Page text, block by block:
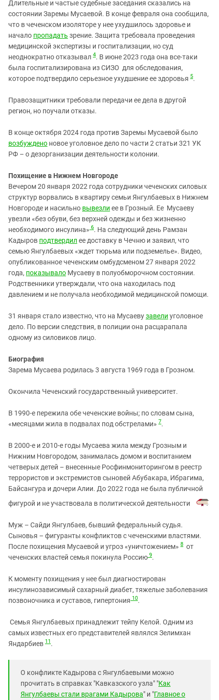
Длительные и частые судебные заседания сказались на
состоянии Заремы Мусаевой. В конце февраля она сообщила,
что в чеченском изоляторе у нее ухудшилось здоровье и
начало пропадать зрение. Защита требовала проведения
медицинской экспертизы и госпитализации, но суд
неоднократно отказывал 4. В июне 2023 года она все-таки
была госпитализирована из СИЗО для обследования,
которое подтвердило серьезное ухудшение ее здоровья 5.
Правозащитники требовали передачи ее дела в другой
регион, но поучали отказы.
В конце октября 2024 года против Заремы Мусаевой было
возбуждено новое уголовное дело по части 2 статьи 321 УК
РФ – о дезорганизации деятельности колонии.
Похищение в Нижнем Новгороде
Вечером 20 января 2022 года сотрудники чеченских силовых
структур ворвались в квартиру семьи Янгулбаевых в Нижнем
Новгороде и насильно вывезли ее в Грозный. Ее Мусаеву
увезли «без обуви, без верхней одежды и без жизненно
необходимого инсулина» 6. На следующий день Рамзан
Кадыров подтвердил ее доставку в Чечню и заявил, что
семью Янгулбаевых «ждет тюрьма или подземелье». Видео,
опубликованное чеченским омбудсменом 27 января 2022
года, показывало Мусаеву в полуобморочном состоянии.
Родственники утверждали, что она находилась под
давлением и не получала необходимой медицинской помощи.
31 января стало известно, что на Мусаевузавели уголовное
дело. По версии следствия, в полиции она расцарапала
одному из силовиков лицо.
Биография
Зарема Мусаева родилась 3 августа 1969 года в Грозном.
Окончила Чеченский государственный университет.
В 1990‑е пережила обе чеченские войны; по словам сына,
«месяцами жила в подвалах под обстрелами» 7.
В 2000‑е и 2010‑е годы Мусаева жила между Грозным и
Нижним Новгородом, занималась домом и воспитанием
четверых детей – внесенные Росфинмониторингом в реестр
террористов и экстремистов сыновей Абубакара, Ибрагима,
Байсангура и дочери Алии. До 2022 года не была публичной
фигурой и не участвовала в политической деятельности
.
Муж – Сайди Янгулбаев, бывший федеральный судья.
Сыновья – фигуранты конфликтов с чеченскими властями.
После похищения Мусаевой и угроз «уничтожением» 8 от
чеченских властей семья покинула Россию 9.
К моменту похищения у нее был диагностирован
инсулинозависимый сахарный диабет, тяжелые заболевания
позвоночника и суставов, гипертония 10.
Семья Янгулбаевых принадлежит тейпу Келой. Одним из
самых известных его представителей являлся Зелимхан
Яндарбиев 11 .
О конфликте Кадырова с Янгулбаевыми можно
прочитать в справках "Кавказского узла" "Как
Янгулбаевы стали врагами Кадырова" и "Главное о